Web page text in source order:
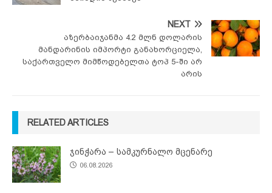
NEXT
აზერბაიჯანმა 4.2 მლნ დოლარის
მანდარინის იმპორტი განახორციელა,
საქართველო მიმწოდებელთა ტოპ 5-ში არ
არის
RELATED ARTICLES
ჯინჭარა – სამკურნალო მცენარე
06.08.2026